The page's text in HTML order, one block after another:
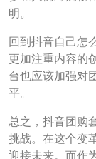
明。
回到抖音自己怎
更加注重内容的
台也应该加强对
平。
总之，抖音团购
挑战。在这个变